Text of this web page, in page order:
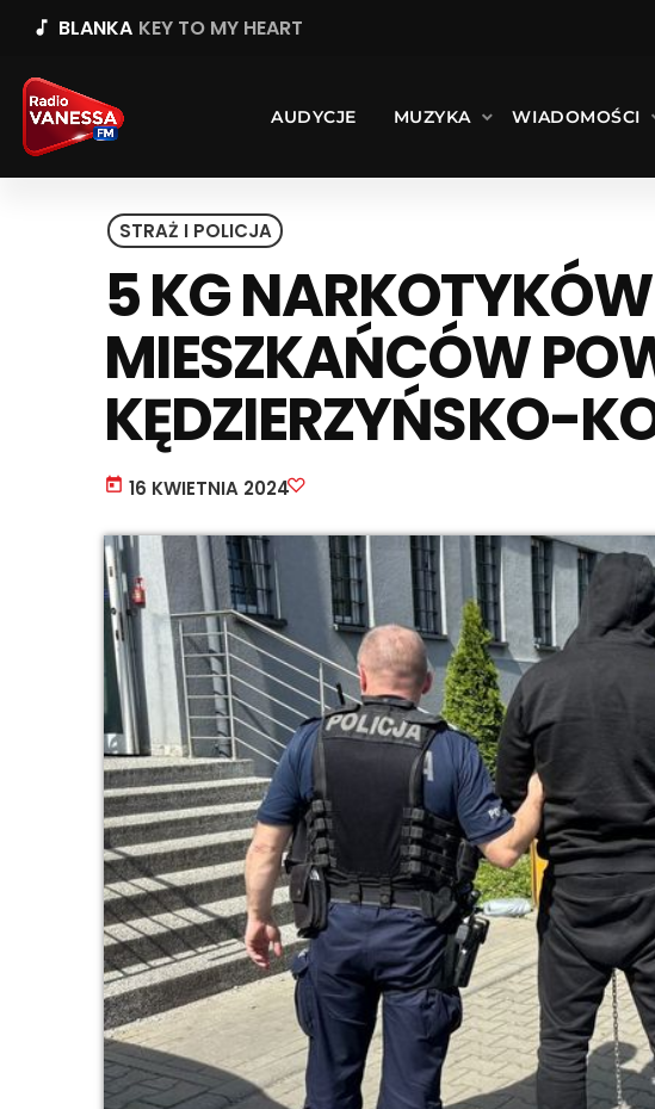
music_note BLANKA KEY TO MY HEART
AUDYCJE MUZYKA WIADOMOŚCI
STRAŻ I POLICJA
5 KG
MIESZKAŃCÓW
KĘDZIERZYŃSKO-
today 16 KWIETNIA 2024